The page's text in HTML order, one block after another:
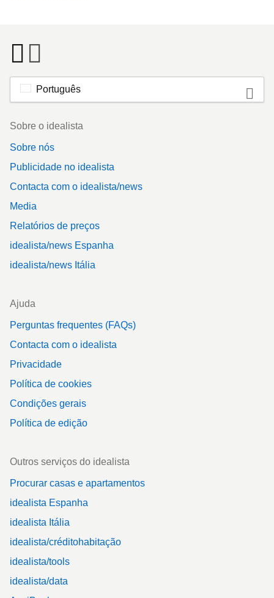
Português
Footer
Sobre o idealista
Sobre nós
Publicidade no idealista
Contacta com o idealista/news
Media
Relatórios de preços
idealista/news Espanha
idealista/news Itália
Ajuda
Perguntas frequentes (FAQs)
Contacta com o idealista
Privacidade
Política de cookies
Condições gerais
Política de edição
Outros serviços do idealista
Procurar casas e apartamentos
idealista Espanha
idealista Itália
idealista/créditohabitação
idealista/tools
idealista/data